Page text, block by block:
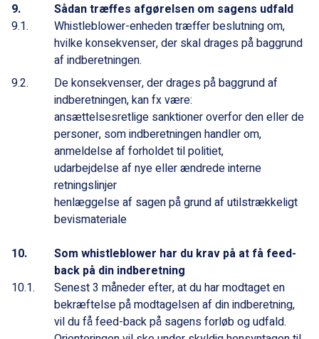
Sådan træffes afgørelsen om sagens udfald
Whistleblower-enheden træffer beslutning om,
hvilke konsekvenser, der skal drages på baggrund
af indberetningen.
De konsekvenser, der drages på baggrund af
indberetningen, kan fx være:
ansættelsesretlige sanktioner overfor den eller de
personer, som indberetningen handler om,
anmeldelse af forholdet til politiet,
udarbejdelse af nye eller ændrede interne
retningslinjer
henlæggelse af sagen på grund af utilstrækkeligt
bevismateriale
Som whistleblower har du krav på at få feed-
back på din indberetning
Senest 3 måneder efter, at du har modtaget en
bekræftelse på modtagelsen af din indberetning,
vil du få feed-back på sagens forløb og udfald.